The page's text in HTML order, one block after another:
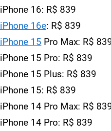
iPhone 16: R$ 839
iPhone 16e: R$ 839
iPhone 15 Pro Max: R$
iPhone 15 Pro: R$ 839
iPhone 15 Plus: R$ 839
iPhone 15: R$ 839
iPhone 14 Pro Max: R$
iPhone 14 Pro: R$ 839